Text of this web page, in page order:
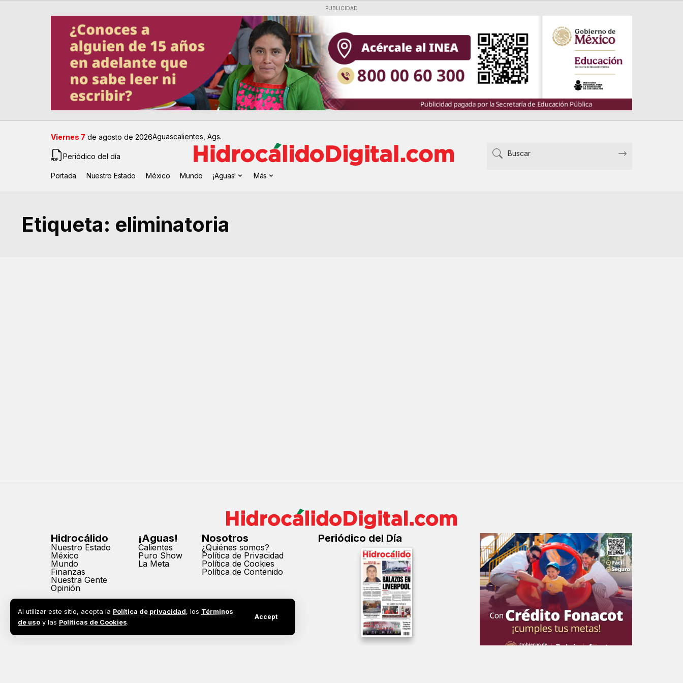
Al utilizar este sitio, acepta la Política de privacidad, los Términos
de uso y las Políticas de Cookies.
Accept
PUBLICIDAD
Viernes 7 de agosto de 2026Aguascalientes, Ags.
Periódico del día
Portada Nuestro Estado México Mundo ¡Aguas! Más
Etiqueta: eliminatoria
Hidrocálido
Nuestro Estado
México
Mundo
Finanzas
Nuestra Gente
Opinión
¡Aguas!
Calientes
Puro Show
La Meta
Nosotros
¿Quiénes somos?
Política de Privacidad
Política de Cookies
Política de Contenido
Periódico del Día